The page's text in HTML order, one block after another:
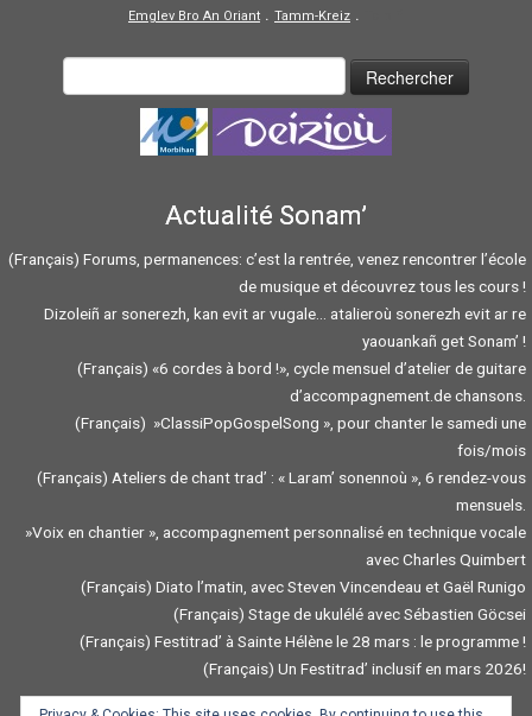
Emglev Bro An Oriant . Tamm-Kreiz .
Actualité Sonam’
(Français) Forums, permanences: c’est la rentrée, venez rencontrer l’école
de musique et découvrez tous les cours !
Dizoleiñ ar sonerezh, kan evit ar vugale… atalieroù sonerezh evit ar re
yaouankañ get Sonam’ !
(Français) «6 cordes à bord !», cycle mensuel d’atelier de guitare
d’accompagnement.de chansons.
(Français) »ClassiPopGospelSong », pour chanter le samedi une
fois/mois
(Français) Ateliers de chant trad’ : « Laram’ sonennoù », 6 rendez-vous
mensuels.
»Voix en chantier », accompagnement personnalisé en technique vocale
avec Charles Quimbert
(Français) Diato l’matin, avec Steven Vincendeau et Gaël Runigo
(Français) Stage de ukulélé avec Sébastien Göcsei
(Français) Festitrad’ à Sainte Hélène le 28 mars : le programme !
(Français) Un Festitrad’ inclusif en mars 2026!